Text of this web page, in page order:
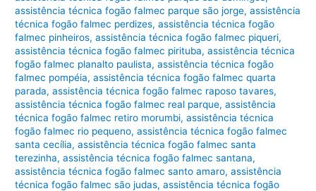
assistência técnica fogão falmec parque são jorge,assistência
técnica fogão falmec perdizes,assistência técnica fogão
falmec pinheiros,assistência técnica fogão falmec piqueri,
assistência técnica fogão falmec pirituba,assistência técnica
fogão falmec planalto paulista,assistência técnica fogão
falmec pompéia,assistência técnica fogão falmec quarta
parada,assistência técnica fogão falmec raposo tavares,
assistência técnica fogão falmec real parque,assistência
técnica fogão falmec retiro morumbi,assistência técnica
fogão falmec rio pequeno,assistência técnica fogão falmec
santa cecília,assistência técnica fogão falmec santa
terezinha,assistência técnica fogão falmec santana,
assistência técnica fogão falmec santo amaro,assistência
técnica fogão falmec são judas,assistência técnica fogão